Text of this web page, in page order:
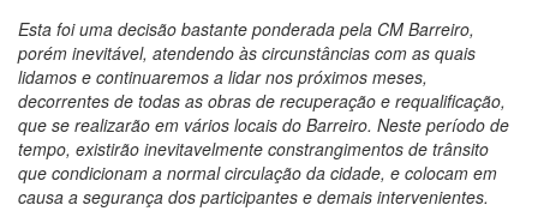
Esta foi uma decisão bastante ponderada pela CM Barreiro,
porém inevitável, atendendo às circunstâncias com as quais
lidamos e continuaremos a lidar nos próximos meses,
decorrentes de todas as obras de recuperação e requalificação,
que se realizarão em vários locais do Barreiro. Neste período de
tempo, existirão inevitavelmente constrangimentos de trânsito
que condicionam a normal circulação da cidade, e colocam em
causa a segurança dos participantes e demais intervenientes.